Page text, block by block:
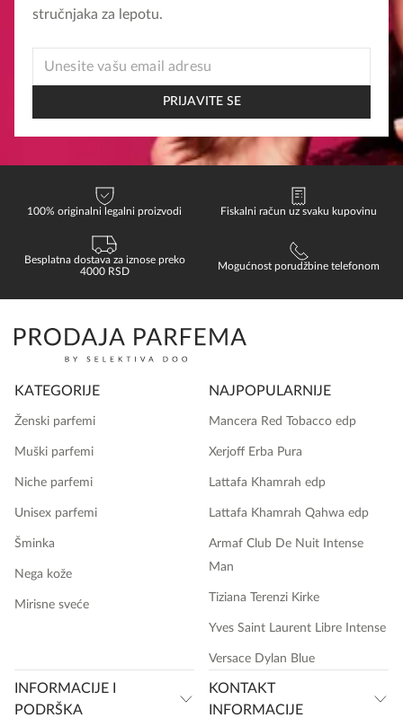
stručnjaka za lepotu.
EMAIL
PRIJAVITE SE
100% originalni legalni proizvodi Fiskalni račun uz svaku kupovinu
Besplatna dostava za iznose preko
4000 RSD
Mogućnost porudžbine telefonom
KATEGORIJE
Ženski parfemi
Muški parfemi
Niche parfemi
Unisex parfemi
Šminka
Nega kože
Mirisne sveće
NAJPOPULARNIJE
Mancera Red Tobacco edp
Xerjoff Erba Pura
Lattafa Khamrah edp
Lattafa Khamrah Qahwa edp
Armaf Club De Nuit Intense
Man
Tiziana Terenzi Kirke
Yves Saint Laurent Libre Intense
Versace Dylan Blue
INFORMACIJE I
PODRŠKA
KONTAKT
INFORMACIJE